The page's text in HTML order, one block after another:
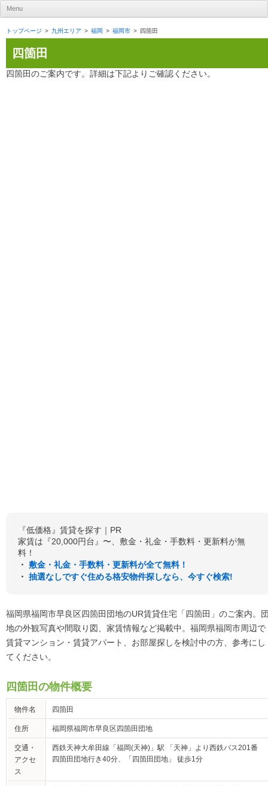
UR賃貸住宅ナビ
Menu
トップページ 九州エリア 福岡 福岡市 四箇田
四箇田
四箇田のご案内です。詳細は下記よりご確認ください。
『低価格』賃貸を探す｜PR
家賃は『20,000円台』〜、敷金・礼金・手数料・更新料が無
料！
・ 敷金・礼金・手数料・更新料が全て無料！
・ 抽選なしですぐ住める格安物件探しなら、今すぐ検索!
福岡県福岡市早良区四箇田団地のUR賃貸住宅「四箇田」のご案内。
地の外観写真や間取り図、家賃情報など掲載中。福岡県福岡市周辺で
賃貸マンション・賃貸アパート、お部屋探しを検討中の方、参考にし
てください。
四箇田の物件概要
物件名 四箇田
住所 福岡県福岡市早良区四箇田団地
交通・
アクセ
ス
西鉄天神大牟田線「福岡(天神)」駅 「天神」より西鉄バス201番
四箇田団地行き40分、「四箇田団地」 徒歩1分